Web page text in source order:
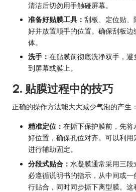
清洁后切勿用手触碰屏幕。
准备好贴膜工具： 刮板、定位贴、
好并放置顺手的位置。确保刮板
体。
洗手： 在贴膜前彻底洗净双手，
到屏幕或膜上。
2. 贴膜过程中的技巧
正确的操作方法能大大减少气泡的产生：
精准定位： 在撕下保护膜前，先
好位置，确保孔位对齐。可以利
进行辅助固定。
分段式贴合： 水凝膜通常采用三
必遵循说明书的指示，从中间或
行贴合，同时同步撕下离型膜。